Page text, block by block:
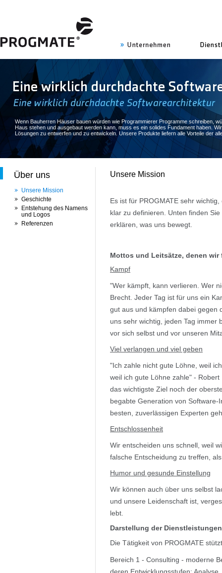
Wenn Bauherren Häuser bauen würden wie Programmierer Programme schreiben,
Haus stehen und ausgebaut werden kann, muss es ein solides Fundament haben.
Lösungen zu entwerfen und zu entwickeln. Unsere Produkte liefern alle Vorteile der
Über uns
Unsere Mission
Geschichte
Entstehung des Namens
und Logos
Referenzen
Unsere Mission
Es ist für PROGMATE sehr
klar zu definieren. Unten finden
erklären, was uns bewegt.
Mottos und Leitsätze, denen wir
Kampf
"Wer kämpft, kann verlieren. Wer
Brecht. Jeder Tag ist für uns ein
gut aus und kämpfen dabei gegen
uns sehr wichtig, jeden Tag immer
vor sich selbst und vor unseren
Viel verlangen und viel geben
"Ich zahle nicht gute Löhne, weil
weil ich gute Löhne zahle" -
das wichtigste Ziel noch der
begabte Generation von
besten, zuverlässigen Experten
Entschlossenheit
Wir entscheiden uns schnell, weil
falsche Entscheidung zu treffen,
Humor und gesunde Einstellung
Wir können auch über uns selbst
und unsere Leidenschaft ist,
lebt.
Darstellung der Dienstleistungen
Die Tätigkeit von PROGMATE
Bereich 1 - Consulting - moderne